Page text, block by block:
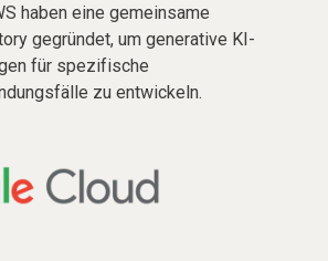
haben eine gemeinsame
gegründet, um generative KI-
für spezifische
zu entwickeln.